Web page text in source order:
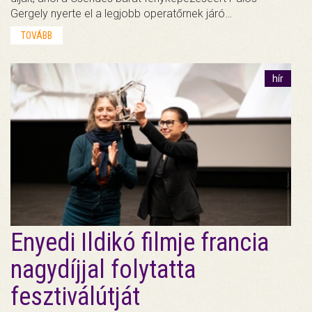
Gergely nyerte el a legjobb operatőrnek járó…
TOVÁBB
hír
Enyedi Ildikó filmje francia
nagydíjjal folytatta
fesztiválútját